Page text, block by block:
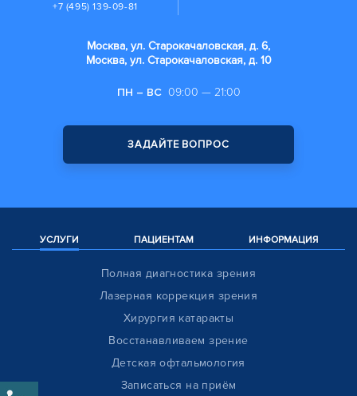
+7 (495) 139-09-81
Москва, ул. Старокачаловская, д. 6,
Москва, ул. Старокачаловская, д. 10
ПН – ВС 09:00 — 21:00
ЗАДАЙТЕ ВОПРОС
УСЛУГИ ПАЦИЕНТАМ ИНФОРМАЦИЯ
Полная диагностика зрения
Лазерная коррекция зрения
Хирургия катаракты
Восстанавливаем зрение
Детская офтальмология
Записаться на приём